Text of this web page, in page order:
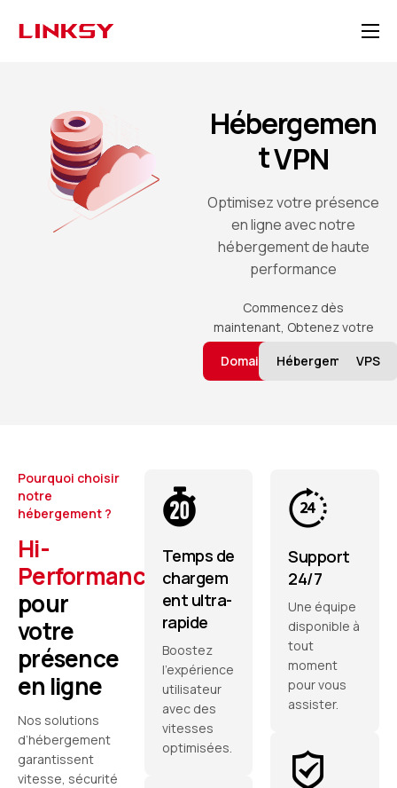
Hébergement
Supports
Hébergemen
tVPN
Optimisez votre présence
en ligne avec notre
hébergement de haute
performance
Commencez dès
maintenant, Obtenez votre
Domaine
HébergementVPS
Pourquoi choisir
notre
hébergement ?
Hi-
Performances
pour
votre
présence
en ligne
Nos solutions
d’hébergement
garantissent
vitesse, sécurité
Temps de
chargem
ent ultra-
rapide
Boostez
l'expérience
utilisateur
avec des
vitesses
optimisées.
Support
24/7
Une équipe
disponible à
tout
moment
pour vous
assister.